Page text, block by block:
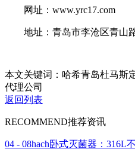
网址：www.yrc17.com
地址：青岛市李沧区青山路
本文关键词：哈希青岛杜马斯
代理公司
返回列表
RECOMMEND推荐资讯
04 - 08hach卧式灭菌器：316L